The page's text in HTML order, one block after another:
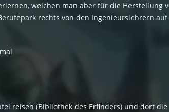
welchen man aber für die Herstellung
rechts von den Ingenieurslehrern auf
reisen (Bibliothek des Erfinders) und dort die